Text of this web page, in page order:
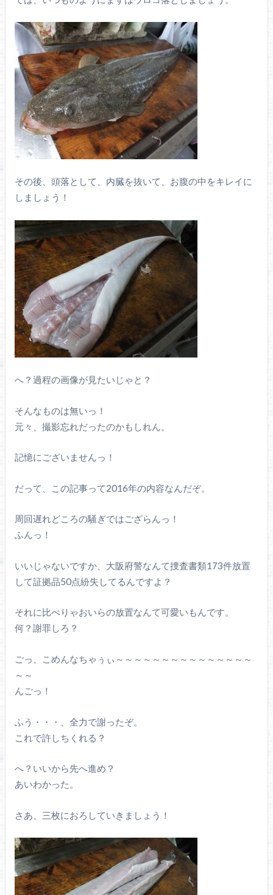
その後、頭落として、内臓を抜いて、お腹の中をキレイに
しましょう！
へ？過程の画像が見たいじゃと？
そんなものは無いっ！
元々、撮影忘れだったのかもしれん。
記憶にございませんっ！
だって、この記事って2016年の内容なんだぞ。
周回遅れどころの騒ぎではござらんっ！
ふんっ！
いいじゃないですか、大阪府警なんて捜査書類173件放置
して証拠品50点紛失してるんですよ？
それに比べりゃおいらの放置なんて可愛いもんです。
何？謝罪しろ？
ごっ、こめんなちゃぅぃ～～～～～～～～～～～～～～～
～～
んごっ！
ふう・・・、全力で謝ったぞ。
これで許しちくれる？
へ？いいから先へ進め？
あいわかった。
さあ、三枚におろしていきましょう！